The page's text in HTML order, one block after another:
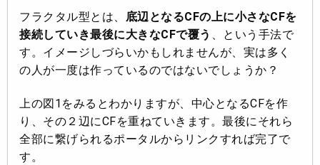
フラクタル型とは、 底辺となるCFの上に小さなCFを
接続していき最後に大きなCFで覆う 、という手法で
す。イメージしづらいかもしれませんが、実は多く
の人が一度は作っているのではないでしょうか？
上の図1をみるとわかりますが、中心となるCFを作
り、その２辺にCFを重ねていきます。最後にそれら
全部に繋げられるポータルからリンクすれば完了で
す。